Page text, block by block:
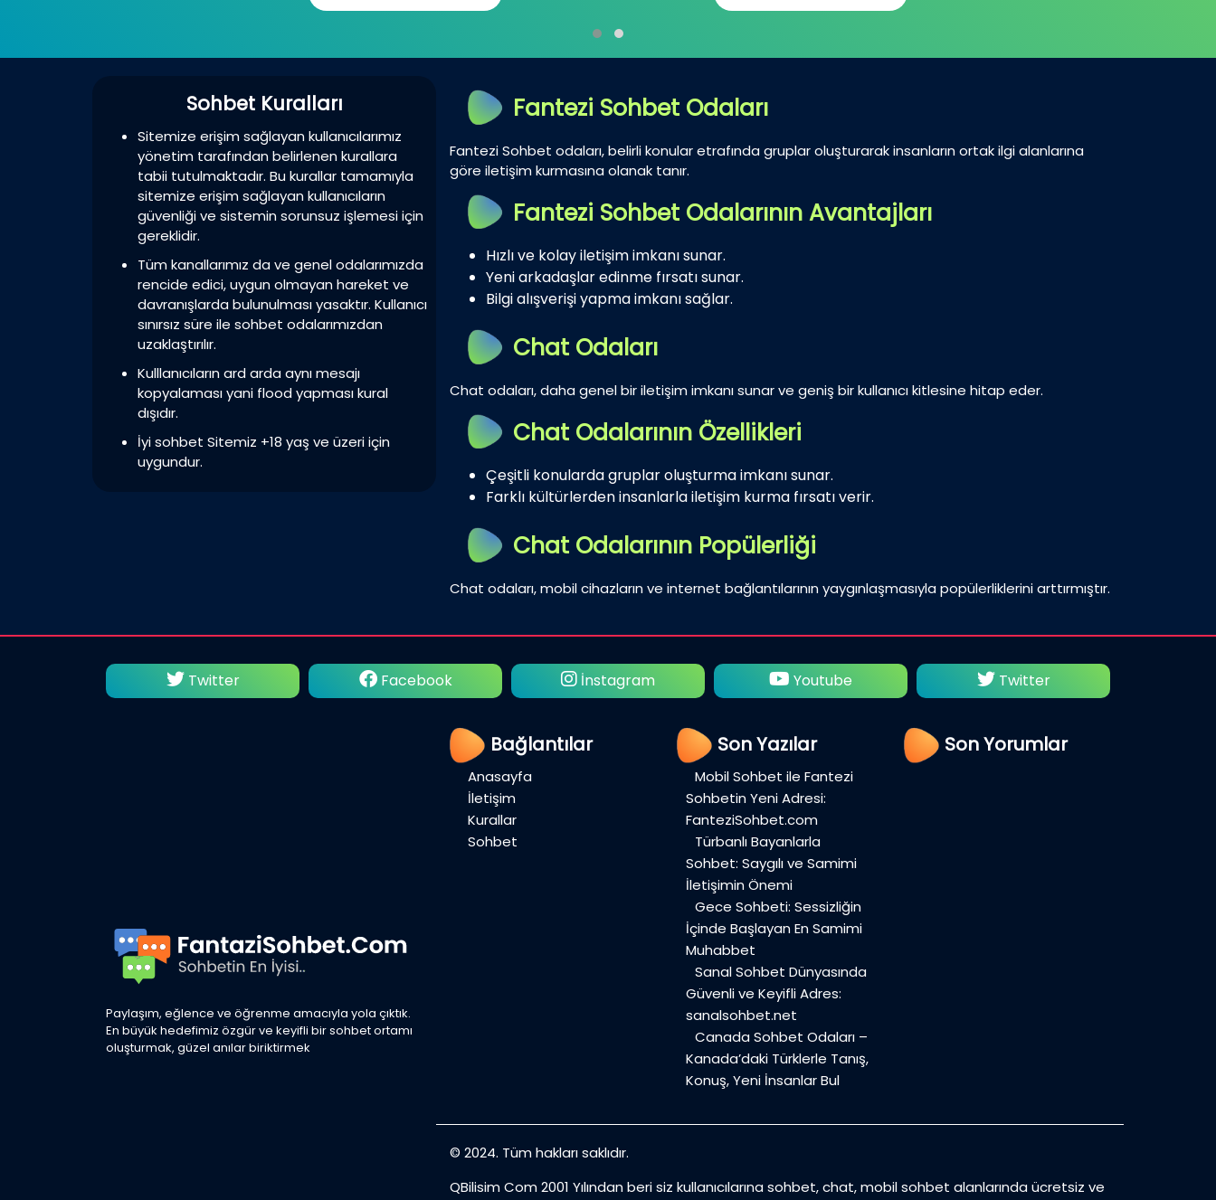
Sohbet Kuralları
Sitemize erişim sağlayan kullanıcılarımız
yönetim tarafından belirlenen kurallara
tabii tutulmaktadır. Bu kurallar tamamıyla
sitemize erişim sağlayan kullanıcıların
güvenliği ve sistemin sorunsuz işlemesi için
gereklidir.
Tüm kanallarımız da ve genel odalarımızda
rencide edici, uygun olmayan hareket ve
davranışlarda bulunulması yasaktır. Kullanıcı
sınırsız süre ile sohbet odalarımızdan
uzaklaştırılır.
Kulllanıcıların ard arda aynı mesajı
kopyalaması yani flood yapması kural
dışıdır.
İyi sohbet Sitemiz +18 yaş ve üzeri için
uygundur.
Fantezi Sohbet Odaları
Fantezi Sohbet odaları, belirli konular etrafında gruplar oluşturarak insanların ortak ilgi alanlarına
göre iletişim kurmasına olanak tanır.
Fantezi Sohbet Odalarının Avantajları
Hızlı ve kolay iletişim imkanı sunar.
Yeni arkadaşlar edinme fırsatı sunar.
Bilgi alışverişi yapma imkanı sağlar.
Chat Odaları
Chat odaları, daha genel bir iletişim imkanı sunar ve geniş bir kullanıcı kitlesine hitap eder.
Chat Odalarının Özellikleri
Çeşitli konularda gruplar oluşturma imkanı sunar.
Farklı kültürlerden insanlarla iletişim kurma fırsatı verir.
Chat Odalarının Popülerliği
Chat odaları, mobil cihazların ve internet bağlantılarının yaygınlaşmasıyla popülerliklerini arttırmıştır.
Twitter Facebook İnstagram Youtube Twitter
Paylaşım, eğlence ve öğrenme amacıyla yola çıktık.
En büyük hedefimiz özgür ve keyifli bir sohbet ortamı
oluşturmak, güzel anılar biriktirmek
Bağlantılar
Anasayfa
İletişim
Kurallar
Sohbet
Son Yazılar
Mobil Sohbet ile Fantezi
Sohbetin Yeni Adresi:
FanteziSohbet.com
Türbanlı Bayanlarla
Sohbet: Saygılı ve Samimi
İletişimin Önemi
Gece Sohbeti: Sessizliğin
İçinde Başlayan En Samimi
Muhabbet
Sanal Sohbet Dünyasında
Güvenli ve Keyifli Adres:
sanalsohbet.net
Canada Sohbet Odaları –
Kanada’daki Türklerle Tanış,
Konuş, Yeni İnsanlar Bul
Son Yorumlar
© 2024. Tüm hakları saklıdır.
QBilisim Com 2001 Yılından beri siz kullanıcılarına sohbet, chat, mobil sohbet alanlarında ücretsiz ve